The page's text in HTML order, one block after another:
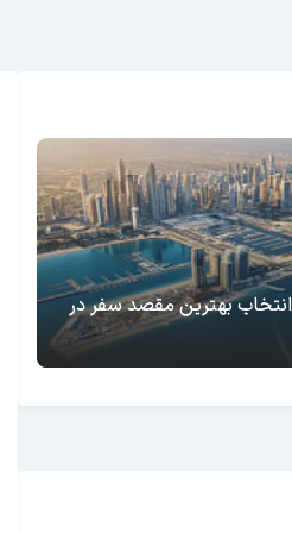
انتخاب بهترین مقصد سفر در